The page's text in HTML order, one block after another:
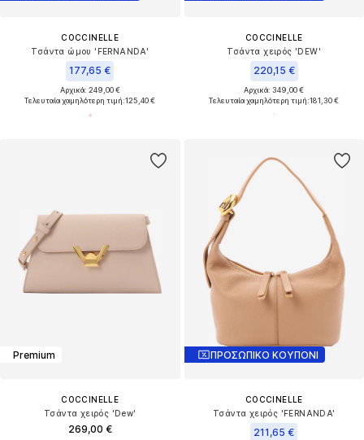
COCCINELLE
Τσάντα ώμου 'FERNANDA'
177,65 €
Αρχικά: 249,00 €
Τελευταία χαμηλότερη τιμή:125,40 €
COCCINELLE
Τσάντα χειρός 'DEW'
220,15 €
Αρχικά: 349,00 €
Τελευταία χαμηλότερη τιμή:181,30 €
Premium
COCCINELLE
Τσάντα χειρός 'Dew'
269,00 €
ΠΡΟΣΩΠΙΚΟ ΚΟΥΠΟΝΙ
COCCINELLE
Τσάντα χειρός 'FERNANDA'
211,65 €